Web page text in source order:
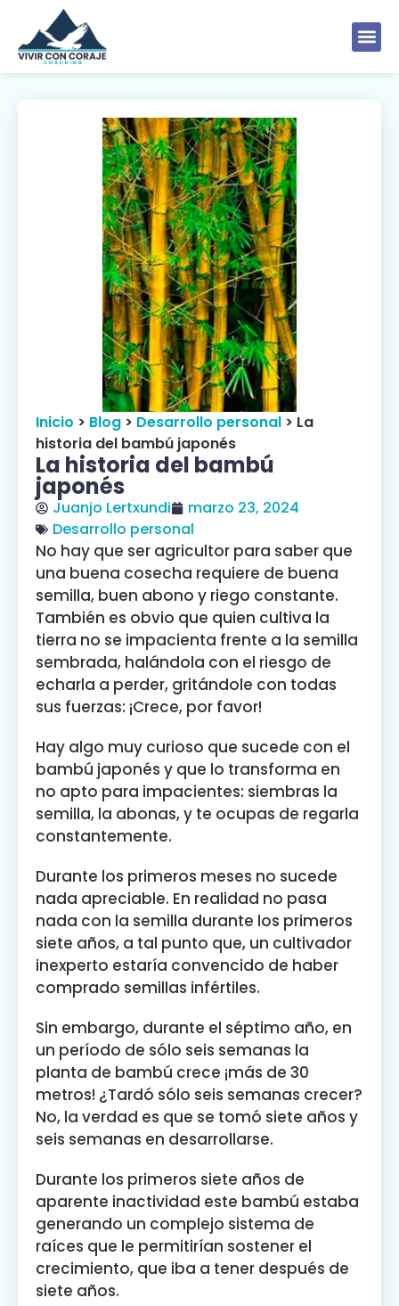
Inicio > Blog > Desarrollo personal > La
historia del bambú japonés
La historia del bambú
japonés
Juanjo Lertxundi
marzo 23, 2024
Desarrollo personal
No hay que ser agricultor para saber que
una buena cosecha requiere de buena
semilla, buen abono y riego constante.
También es obvio que quien cultiva la
tierra no se impacienta frente a la semilla
sembrada, halándola con el riesgo de
echarla a perder, gritándole con todas
sus fuerzas: ¡Crece, por favor!
Hay algo muy curioso que sucede con el
bambú japonés y que lo transforma en
no apto para impacientes: siembras la
semilla, la abonas, y te ocupas de regarla
constantemente.
Durante los primeros meses no sucede
nada apreciable. En realidad no pasa
nada con la semilla durante los primeros
siete años, a tal punto que, un cultivador
inexperto estaría convencido de haber
comprado semillas infértiles.
Sin embargo, durante el séptimo año, en
un período de sólo seis semanas la
planta de bambú crece ¡más de 30
metros! ¿Tardó sólo seis semanas crecer?
No, la verdad es que se tomó siete años y
seis semanas en desarrollarse.
Durante los primeros siete años de
aparente inactividad este bambú estaba
generando un complejo sistema de
raíces que le permitirían sostener el
crecimiento, que iba a tener después de
siete años.